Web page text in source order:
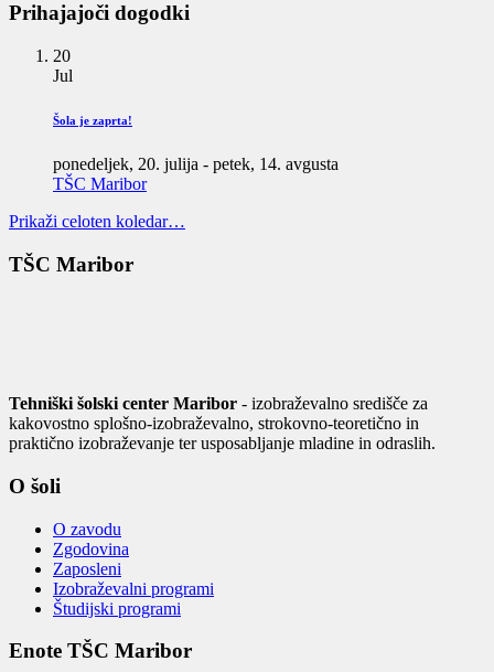
Prihajajoči dogodki
20
Jul
Šola je zaprta!
ponedeljek, 20. julija - petek, 14. avgusta
TŠC Maribor
Prikaži celoten koledar…
TŠC Maribor
Tehniški šolski center Maribor - izobraževalno središče za
kakovostno splošno-izobraževalno, strokovno-teoretično in
praktično izobraževanje ter usposabljanje mladine in odraslih.
O šoli
O zavodu
Zgodovina
Zaposleni
Izobraževalni programi
Študijski programi
Enote TŠC Maribor